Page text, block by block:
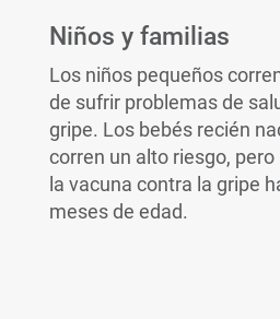
Niños y familias
Los niños pequeños
de sufrir problemas de
gripe. Los bebés recién
corren un alto riesgo,
la vacuna contra la gripe
meses de edad.